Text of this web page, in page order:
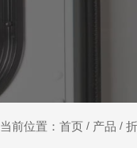
当前位置：首页 / 产品 /